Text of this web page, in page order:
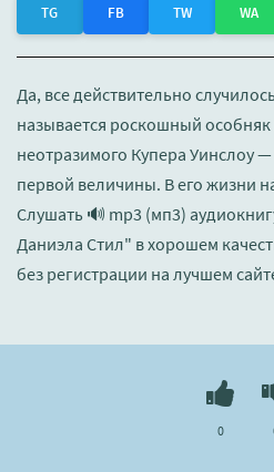
TG FB TW WA
Да, все действительно
называется роскошный
неотразимого Купера Уинслоу
первой величины. В его жизни
Слушать 🔊 mp3 (мп3)
Даниэла Стил" в хорошем
без регистрации на лучшем
0